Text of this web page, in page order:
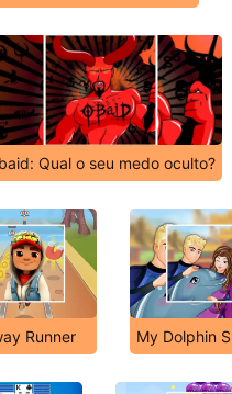
Qual o seu medo oculto?
Runner My Dolphin